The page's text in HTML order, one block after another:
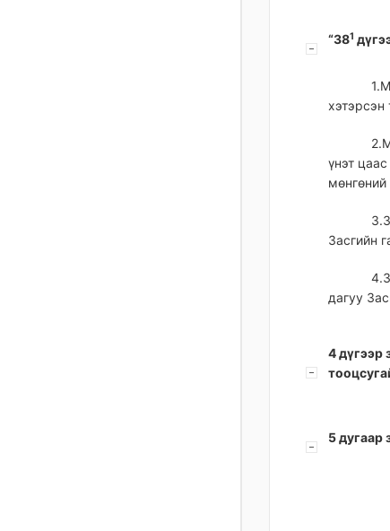
“381
хэтэрсэн
үнэт
мөнгөний
Засгийн
дагуу
4 дүгээр
5 дугаар